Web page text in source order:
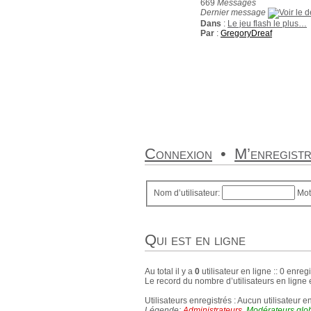
669 Messages
Dernier message
Dans : Le jeu flash le plus…
Par : GregoryDreaf
Connexion •
Nom d’utilisateur:
Qui est en ligne
Au total il y a 0 utilisateur en ligne :: 0
Le record du nombre d’utilisateurs en ligne
Utilisateurs enregistrés : Aucun utilisateur